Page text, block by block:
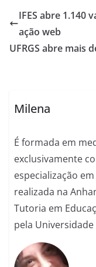
IFES abre 1.140
ação web
UFRGS abre mais
Milena
É formada em
exclusivamente
especialização
realizada na
Tutoria em
pela